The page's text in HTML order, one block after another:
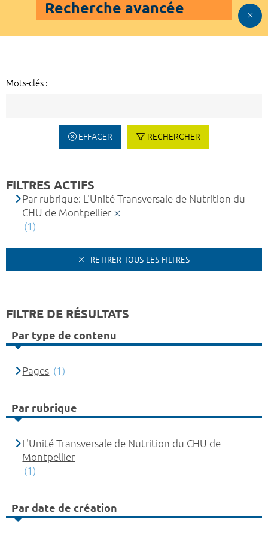
Recherche avancée
Mots-clés :
EFFACER RECHERCHER
FILTRES ACTIFS
Par rubrique: L'Unité Transversale de Nutrition du
CHU de Montpellier
(1)
RETIRER TOUS LES FILTRES
FILTRE DE RÉSULTATS
Par type de contenu
Pages (1)
Par rubrique
L'Unité Transversale de Nutrition du CHU de
Montpellier
(1)
Par date de création